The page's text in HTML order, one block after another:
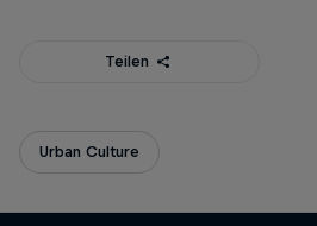
Teilen
Urban Culture